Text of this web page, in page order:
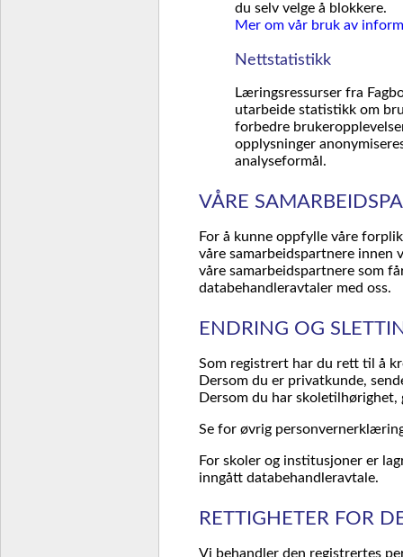
du selv velge å blokkere.
Mer om vår bruk av
Nettstatistikk
Læringsressurser fra
utarbeide statistikk om
forbedre
opplysninger
analyseformål.
VÅRE
For å kunne oppfylle våre
våre samarbeidspartnere innen
våre samarbeidspartnere som
databehandleravtaler med oss.
ENDRING OG
Som registrert har du rett til å
Dersom du er privatkunde,
Dersom du har
Se for øvrig
For skoler og institusjoner er
inngått databehandleravtale.
RETTIGHETER FOR
Vi behandler den registrertes